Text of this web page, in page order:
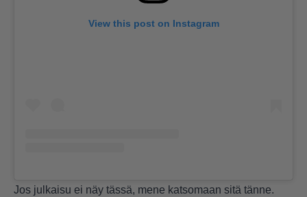
View this post on Instagram
Jos julkaisu ei näy tässä, mene katsomaan sitä tänne.